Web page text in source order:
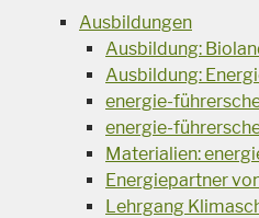
Ausbildungen
Ausbildung:
Ausbildung:
energie-
energie-
Materialien:
Energiepartner
Lehrgang